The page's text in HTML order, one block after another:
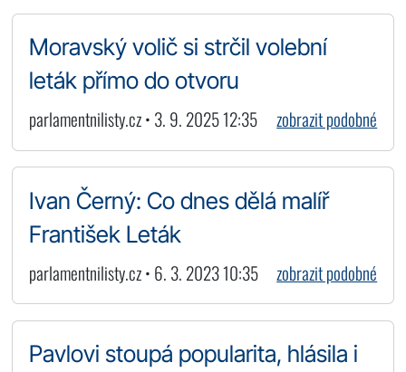
Moravský volič si strčil volební
leták přímo do otvoru
parlamentnilisty.cz • 3. 9. 2025 12:35 zobrazit podobné
Ivan Černý: Co dnes dělá malíř
František Leták
parlamentnilisty.cz • 6. 3. 2023 10:35 zobrazit podobné
Pavlovi stoupá popularita, hlásila i